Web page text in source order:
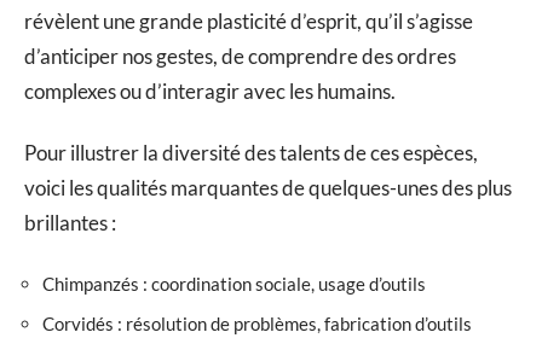
révèlent une grande plasticité d’esprit, qu’il s’agisse
d’anticiper nos gestes, de comprendre des ordres
complexes ou d’interagir avec les humains.
Pour illustrer la diversité des talents de ces espèces,
voici les qualités marquantes de quelques-unes des plus
brillantes :
Chimpanzés : coordination sociale, usage d’outils
Corvidés : résolution de problèmes, fabrication d’outils